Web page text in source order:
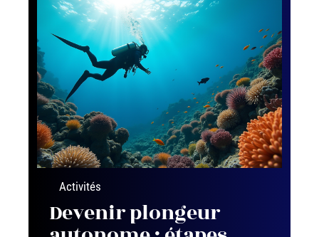
Activités
Devenir plongeur